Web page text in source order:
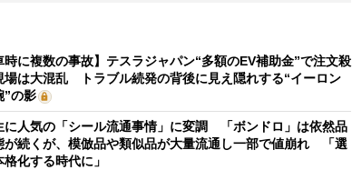
時に複数の事故】テスラジャパン“多額のEV補助金”で注文殺
場は大混乱 トラブル続発の背後に見え隠れする“イーロン
”の影
に人気の「シール流通事情」に変調 「ボンドロ」は依然品
が続くが、模倣品や類似品が大量流通し一部で値崩れ 「選
格化する時代に」